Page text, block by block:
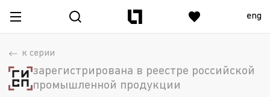
eng
к серии
зарегистрирована в реестре российской
промышленной продукции